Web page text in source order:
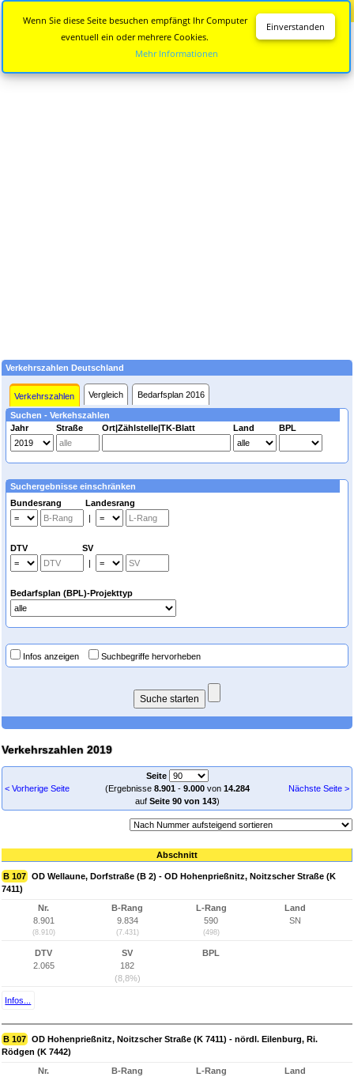
Verkehrszahlen Deutschland
Verkehrszahlen Vergleich Bedarfsplan 2016
Suchen - Verkehszahlen
Jahr
Straße Ort|Zählstelle|TK-Blatt Land BPL
Suchergebnisse einschränken
Bundesrang Landesrang
|
DTV SV
|
Bedarfsplan (BPL)-Projekttyp
Infos anzeigen Suchbegriffe hervorheben
Verkehrszahlen 2019
< Vorherige Seite
Seite
(Ergebnisse 8.901- 9.000von 14.284
auf Seite 90 von 143)
Nächste Seite >
Abschnitt
B 107 OD Wellaune, Dorfstraße (B 2) - OD Hohenprießnitz, Noitzscher Straße (K
7411)
Nr.
8.901
(8.910)
B-Rang
9.834
(7.431)
L-Rang
590
(498)
Land
SN
DTV
2.065
SV
182
(8,8%)
BPL
Infos...
B 107 OD Hohenprießnitz, Noitzscher Straße (K 7411) - nördl. Eilenburg, Ri.
Rödgen (K 7442)
Nr.
B-Rang
L-Rang
Land
Einverstanden
Wenn Sie diese Seite besuchen empfängt Ihr Computer
eventuell ein oder mehrere Cookies.
Mehr Informationen